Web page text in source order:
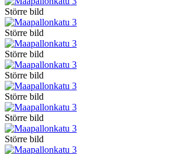
Större bild
Större bild
Större bild
Större bild
Större bild
Större bild
Större bild